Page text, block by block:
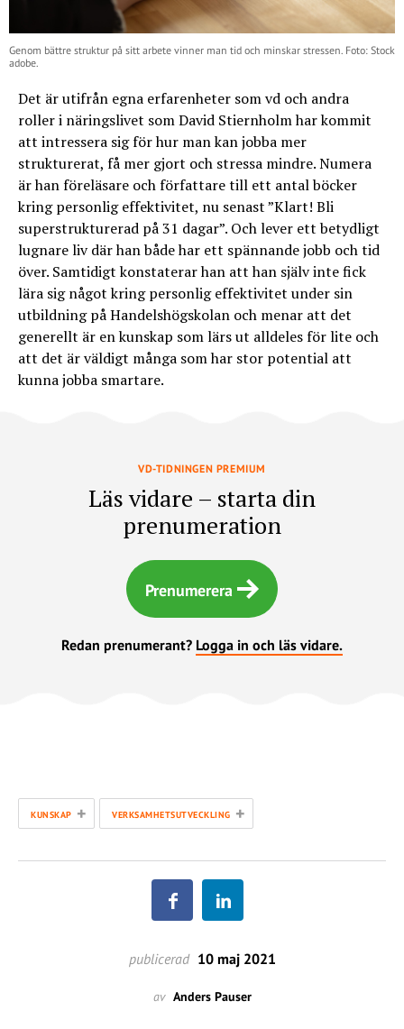
Genom bättre struktur på sitt arbete vinner man tid och minskar stressen. Foto: Stock
adobe.
Det är utifrån egna erfarenheter som vd och andra
roller i näringslivet som David Stiernholm har kommit
att intressera sig för hur man kan jobba mer
strukturerat, få mer gjort och stressa mindre. Numera
är han föreläsare och författare till ett antal böcker
kring personlig effektivitet, nu senast ”Klart! Bli
superstrukturerad på 31 dagar”. Och lever ett betydligt
lugnare liv där han både har ett spännande jobb och tid
över. Samtidigt konstaterar han att han själv inte fick
lära sig något kring personlig effektivitet under sin
utbildning på Handelshögskolan och menar att det
generellt är en kunskap som lärs ut alldeles för lite och
att det är väldigt många som har stor potential att
kunna jobba smartare.
VD-TIDNINGEN PREMIUM
Läs vidare – starta din
prenumeration
Prenumerera
Redan prenumerant? Logga in och läs vidare.
KUNSKAP + VERKSAMHETSUTVECKLING +
publicerad 10 maj 2021
av Anders Pauser